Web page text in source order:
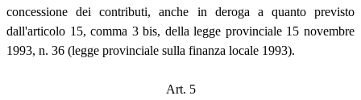
concessione dei contributi, anche in deroga a quanto previsto
dall'articolo 15, comma 3 bis, della legge provinciale 15 novembre
1993, n. 36 (legge provinciale sulla finanza locale 1993).
Art. 5